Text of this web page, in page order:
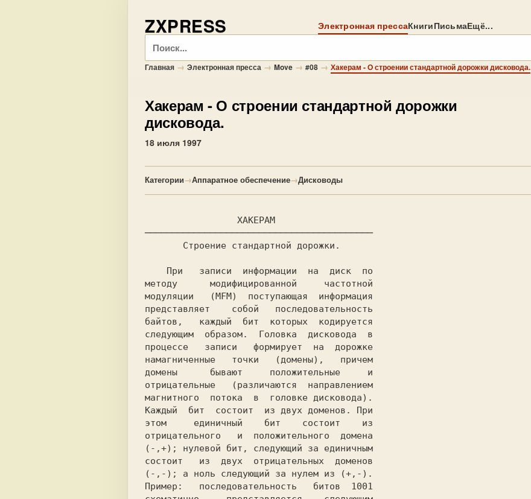
ZXPRESS Электронная прессаКнигиПисьмаЕщё...
Поиск
Главная → Электронная пресса → Move → #08 → Хакерам - О строении стандартной дорожки дисковода.
Хакерам - О строении стандартной дорожки
дисковода.
18 июля 1997
Категории→Аппаратное обеспечение→Дисководы
──────────────────────────────────────────
методу      модифицированной     частотной
модуляции   (MFM)  поступающая  информация
представляет    собой   последовательность
байтов,   каждый  бит  которых  кодируется
следующим  образом.  Головка  дисковода  в
процессе   записи   формирует  на  дорожке
намагниченные   точки   (домены),   причем
домены      бывают     положительные     и
отрицательные   (различаются  направлением
магнитного  потока  в  головке дисковода).
Каждый  бит  состоит  из двух доменов. При
этом     единичный    бит    состоит    из
отрицательного   и  положительного  домена
(-,+); нулевой бит, следующий за единичным
состоит   из  двух  отрицательных  доменов
(-,-); а ноль следующий за нулем из (+,-).
Пример:   последовательность   битов  1001